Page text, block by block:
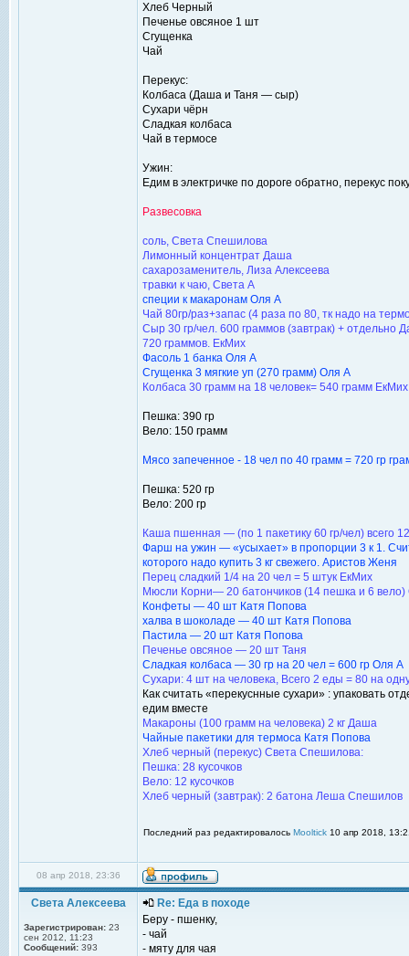
Хлеб Черный
Печенье овсяное 1 шт
Сгущенка
Чай
Перекус:
Колбаса (Даша и Таня — сыр)
Сухари чёрн
Сладкая колбаса
Чай в термосе
Ужин:
Едим в электричке по дороге обратно, перекус
Развесовка
соль, Света Спешилова
Лимонный концентрат Даша
сахарозаменитель, Лиза Алексеева
травки к чаю, Света А
специи к макаронам Оля А
Чай 80гр/раз+запас (4 раза по 80, тк надо на
Сыр 30 гр/чел. 600 граммов (завтрак) + отдельно
720 граммов. ЕкМих
Фасоль 1 банка Оля А
Сгущенка 3 мягкие уп (270 грамм) Оля А
Колбаса 30 грамм на 18 человек= 540 грамм ЕкМих
Пешка: 390 гр
Вело: 150 грамм
Мясо запеченное - 18 чел по 40 грамм = 720 гр
Пешка: 520 гр
Вело: 200 гр
Каша пшенная — (по 1 пакетику 60 гр/чел) всего
Фарш на ужин — «усыхает» в пропорции 3 к 1.
которого надо купить 3 кг свежего. Аристов Женя
Перец сладкий 1/4 на 20 чел = 5 штук ЕкМих
Мюсли Корни— 20 батончиков (14 пешка и 6
Конфеты — 40 шт Катя Попова
халва в шоколаде — 40 шт Катя Попова
Пастила — 20 шт Катя Попова
Печенье овсяное — 20 шт Таня
Сладкая колбаса — 30 гр на 20 чел = 600 гр Оля А
Сухари: 4 шт на человека, Всего 2 еды = 80 на
Как считать «перекуснные сухари» : упаковать
едим вместе
Макароны (100 грамм на человека) 2 кг Даша
Чайные пакетики для термоса Катя Попова
Хлеб черный (перекус) Света Спешилова:
Пешка: 28 кусочков
Вело: 12 кусочков
Хлеб черный (завтрак): 2 батона Леша Спешилов
Последний раз редактировалось Mooltick 10 апр 2018,
08 апр 2018, 23:36
Света Алексеева
Зарегистрирован: 23
сен 2012, 11:23
Сообщений: 393
Re: Еда в походе
Беру - пшенку,
- чай
- мяту для чая